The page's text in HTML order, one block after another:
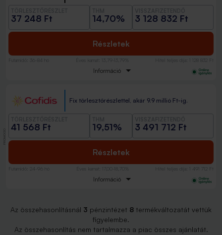
37 248 Ft 14,70% 3 128 832 Ft
Részletek
Futamidő : 36-84 hó Éves kamat: 13,79-13,79% Hitel teljes díja : 1 128 832 Ft
Információ
PROMÓCIÓ
Fix törlesztőrészlettel, akár 9.9 millió Ft-ig.
41 568 Ft 19,51% 3 491 712 Ft
Részletek
Futamidő : 24-96 hó Éves kamat: 17,00-18,70% Hitel teljes díja : 1 491 712 Ft
Információ
Az összehasonlításnál 3 pénzintézet 8 termékváltozatát vettük
figyelembe.
Az összehasonlítás nem tartalmazza a piac összes ajánlatát.